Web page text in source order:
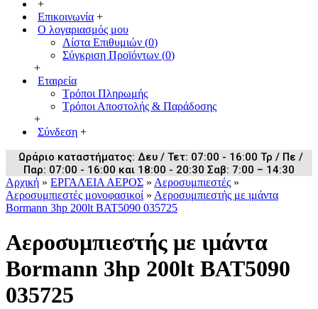
+
Επικοινωνία +
Ο λογαριασμός μου
Λίστα Επιθυμιών (0)
Σύγκριση Προϊόντων (0)
+
Εταιρεία
Τρόποι Πληρωμής
Τρόποι Αποστολής & Παράδοσης
+
Σύνδεση +
Ωράριο καταστήματος: Δευ / Τετ: 07:00 - 16:00 Τρ / Πε /
Παρ: 07:00 - 16:00 και 18:00 - 20:30 Σαβ: 7:00 – 14:30
Αρχική » ΕΡΓΑΛΕΙΑ ΑΕΡΟΣ » Αεροσυμπιεστές »
Αεροσυμπιεστές μονοφασικοί » Αεροσυμπιεστής με ιμάντα
Bormann 3hp 200lt BAT5090 035725
Αεροσυμπιεστής με ιμάντα
Bormann 3hp 200lt BAT5090
035725